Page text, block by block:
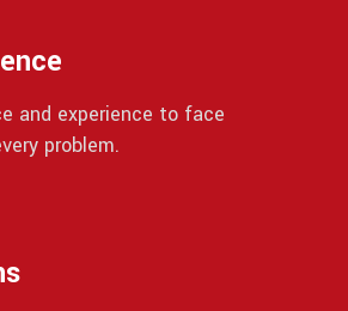
and experience to face
problem.